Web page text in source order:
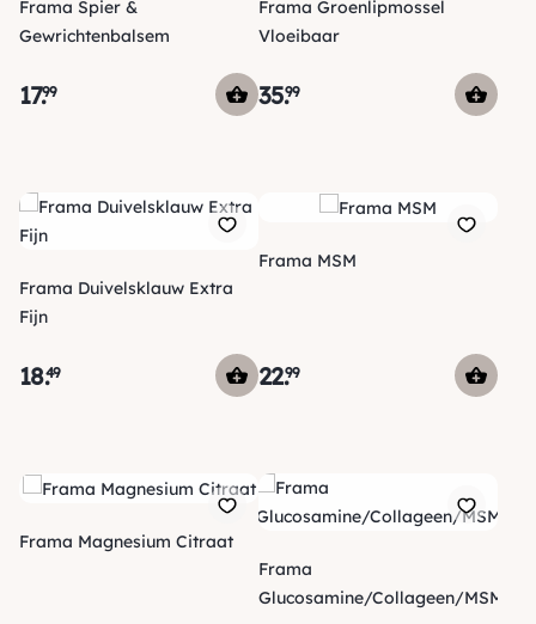
Frama Spier &
Gewrichtenbalsem
17.99
Frama Groenlipmossel
Vloeibaar
35.99
Frama Duivelsklauw Extra
Fijn
18.49
Frama MSM
22.99
Frama Magnesium Citraat
Frama
Glucosamine/Collageen/MSM